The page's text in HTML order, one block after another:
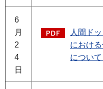
6
月
2
4
日
人間ド
におけ
につい